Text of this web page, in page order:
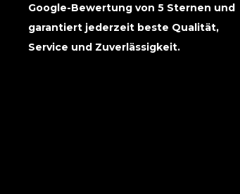
Google-Bewertung von 5 Sternen und
garantiert jederzeit beste Qualität,
Service und Zuverlässigkeit.